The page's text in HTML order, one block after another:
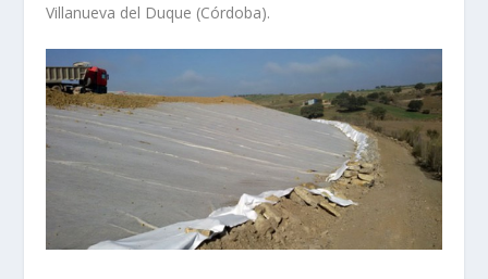
Villanueva del Duque (Córdoba).